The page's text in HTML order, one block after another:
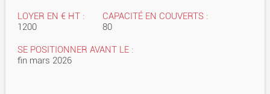
LOYER EN € HT :
1200
CAPACITÉ EN COUVERTS :
80
SE POSITIONNER AVANT LE :
fin mars 2026